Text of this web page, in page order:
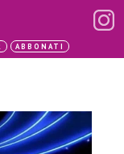
ABBONATI